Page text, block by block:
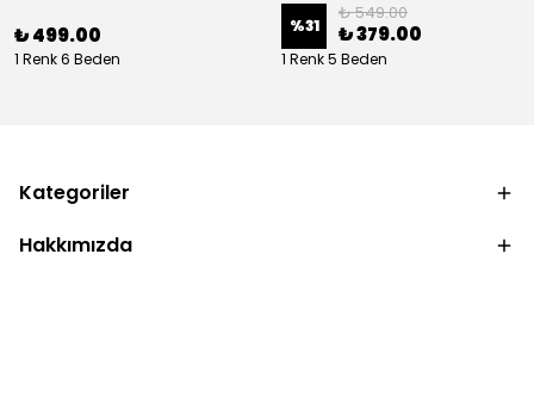
₺ 499.00
1 Renk 6 Beden
%31
₺ 549.00
₺ 379.00
1 Renk 5 Beden
Kategoriler
Hakkımızda